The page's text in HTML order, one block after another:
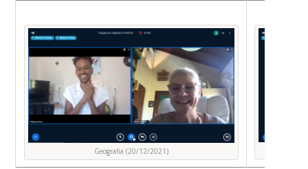
Geografia (20/12/2021)